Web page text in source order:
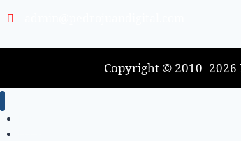
Copyright © 2010- 2026